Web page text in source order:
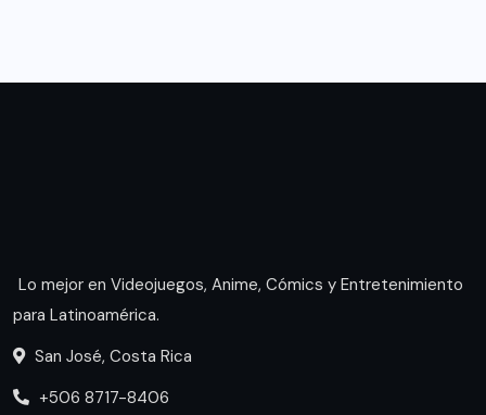
Lo mejor en Videojuegos, Anime, Cómics y Entretenimiento
para Latinoamérica.
San José, Costa Rica
+506 8717-8406